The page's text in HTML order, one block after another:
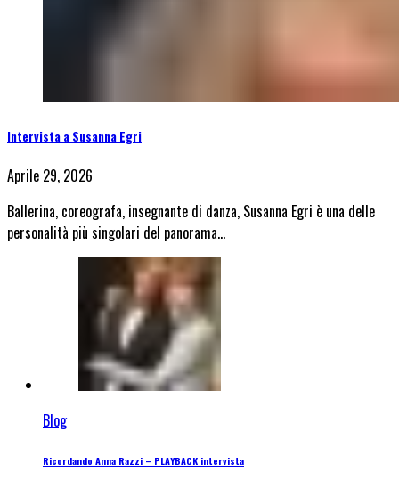
Intervista a Susanna Egri
Aprile 29, 2026
Ballerina, coreografa, insegnante di danza, Susanna Egri è una delle
personalità più singolari del panorama…
Blog
Ricordando Anna Razzi – PLAYBACK intervista